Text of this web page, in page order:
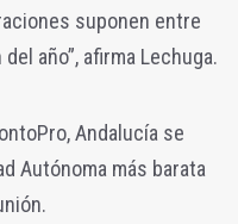
suponen entre
año”, afirma Lechuga.
Andalucía se
Autónoma más barata